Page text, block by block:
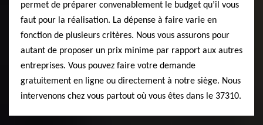
permet de préparer convenablement le budget qu’il vous
faut pour la réalisation. La dépense à faire varie en
fonction de plusieurs critères. Nous vous assurons pour
autant de proposer un prix minime par rapport aux autres
entreprises. Vous pouvez faire votre demande
gratuitement en ligne ou directement à notre siège. Nous
intervenons chez vous partout où vous êtes dans le 37310.